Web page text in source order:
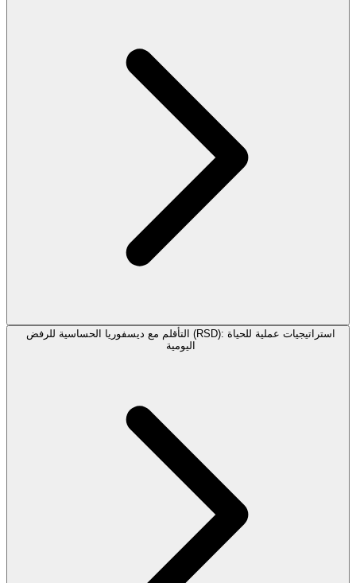
التأقلم مع ديسفوريا الحساسية للرفض (RSD): استراتيجيات عملية للحياة
اليومية